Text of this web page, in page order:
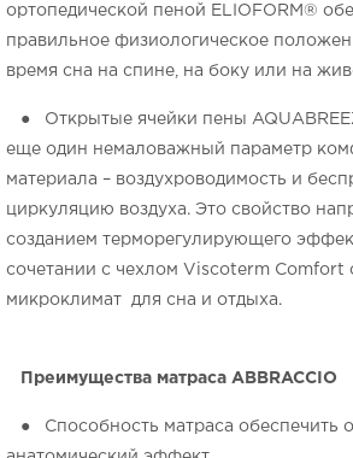
ортопедической пеной ELIOFORM®
правильное физиологическое
время сна на спине, на боку или на
● Открытые ячейки пены
еще один немаловажный параметр
материала – воздухроводимость и
циркуляцию воздуха. Это свойство
созданием терморегулирующего
сочетании с чехлом Viscoterm Comfort
микроклимат для сна и отдыха.
Преимущества матраса ABBRACCIO
● Способность матраса обеспечить